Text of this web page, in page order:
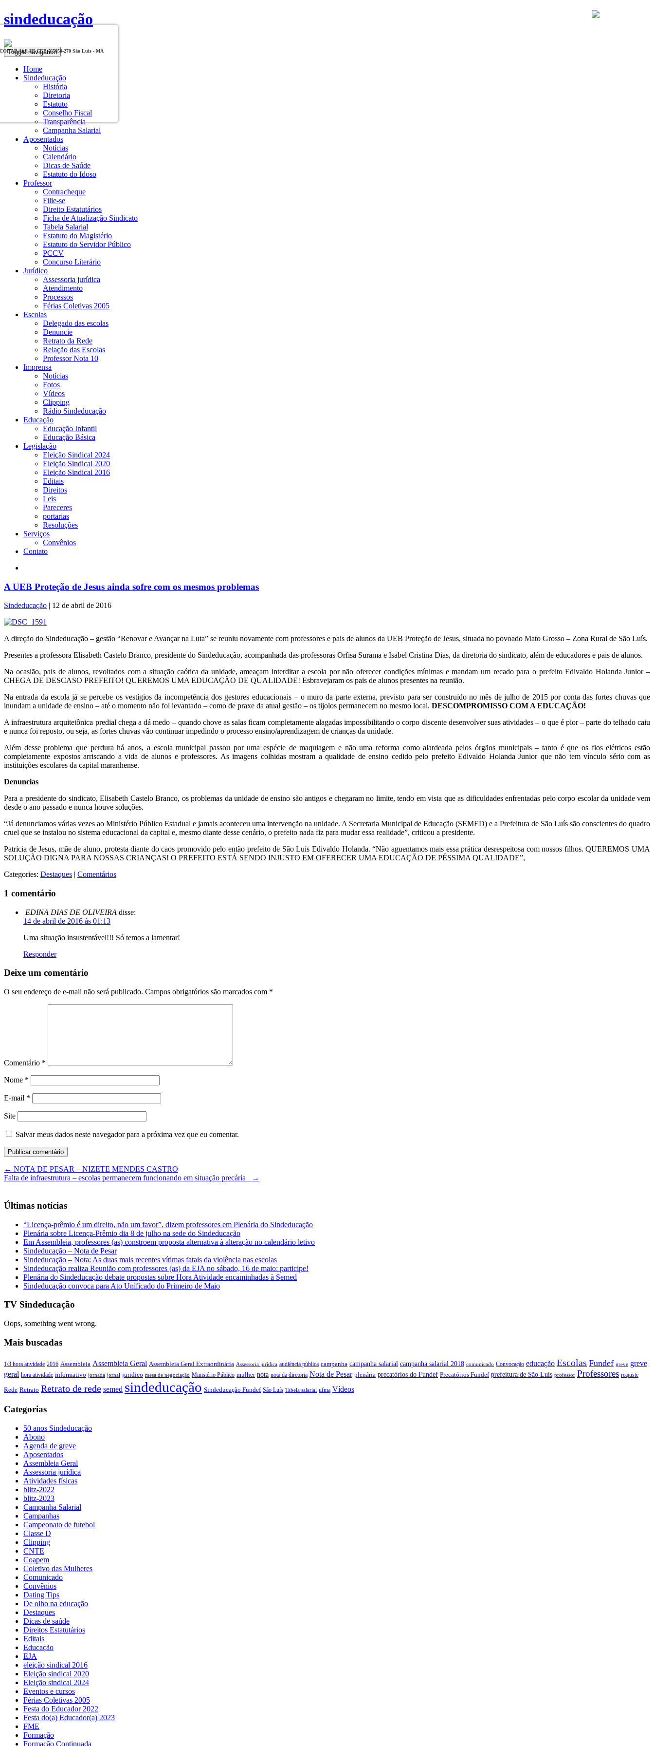
sindeducação
Toggle navigation
Home
Sindeducação
História
Diretoria
Estatuto
Conselho Fiscal
Transparência
Campanha Salarial
Aposentados
Notícias
Calendário
Dicas de Saúde
Estatuto do Idoso
Professor
Contracheque
Filie-se
Direito Estatutários
Ficha de Atualização Sindicato
Tabela Salarial
Estatuto do Magistério
Estatuto do Servidor Público
PCCV
Concurso Literário
Jurídico
Assessoria jurídica
Atendimento
Processos
Férias Coletivas 2005
Escolas
Delegado das escolas
Denuncie
Retrato da Rede
Relação das Escolas
Professor Nota 10
Imprensa
Notícias
Fotos
Vídeos
Clipping
Rádio Sindeducação
Educação
Educação Infantil
Educação Básica
Legislação
Eleição Sindical 2024
Eleição Sindical 2020
Eleição Sindical 2016
Editais
Direitos
Leis
Pareceres
portarias
Resoluções
Serviços
Convênios
Contato
A UEB Proteção de Jesus ainda sofre com os mesmos problemas
Sindeducação | 12 de abril de 2016
A direção do Sindeducação – gestão “Renovar e Avançar na Luta” se reuniu novamente com professores e pais de alunos da UEB Proteção de Jesus, situada no povoado Mato Grosso – Zona Rural de São Luís.
Presentes a professora Elisabeth Castelo Branco, presidente do Sindeducação, acompanhada das professoras Orfisa Surama e Isabel Cristina Dias, da diretoria do sindicato, além de educadores e pais de alunos.
Na ocasião, pais de alunos, revoltados com a situação caótica da unidade, ameaçam interditar a escola por não oferecer condições mínimas e mandam um recado para o prefeito Edivaldo Holanda Junior –
CHEGA DE DESCASO PREFEITO! QUEREMOS UMA EDUCAÇÃO DE QUALIDADE! Esbravejaram os pais de alunos presentes na reunião.
Na entrada da escola já se percebe os vestígios da incompetência dos gestores educacionais – o muro da parte externa, previsto para ser construído no mês de julho de 2015 por conta das fortes chuvas que
inundam a unidade de ensino – até o momento não foi levantado – como de praxe da atual gestão – os tijolos permanecem no mesmo local. DESCOMPROMISSO COM A EDUCAÇÃO!
A infraestrutura arquitetônica predial chega a dá medo – quando chove as salas ficam completamente alagadas impossibilitando o corpo discente desenvolver suas atividades – o que é pior – parte do telhado caiu
e nunca foi reposto, ou seja, as fortes chuvas vão continuar impedindo o processo ensino/aprendizagem de crianças da unidade.
Além desse problema que perdura há anos, a escola municipal passou por uma espécie de maquiagem e não uma reforma como alardeada pelos órgãos municipais – tanto é que os fios elétricos estão
completamente expostos arriscando a vida de alunos e professores. As imagens colhidas mostram a qualidade de ensino cedido pelo prefeito Edivaldo Holanda Junior que não tem vínculo sério com as
instituições escolares da capital maranhense.
Denuncias
Para a presidente do sindicato, Elisabeth Castelo Branco, os problemas da unidade de ensino são antigos e chegaram no limite, tendo em vista que as dificuldades enfrentadas pelo corpo escolar da unidade vem
desde o ano passado e nunca houve soluções.
“Já denunciamos várias vezes ao Ministério Público Estadual e jamais aconteceu uma intervenção na unidade. A Secretaria Municipal de Educação (SEMED) e a Prefeitura de São Luís são conscientes do quadro
cruel que se instalou no sistema educacional da capital e, mesmo diante desse cenário, o prefeito nada fiz para mudar essa realidade”, criticou a presidente.
Patrícia de Jesus, mãe de aluno, protesta diante do caos promovido pelo então prefeito de São Luís Edivaldo Holanda. “Não aguentamos mais essa prática desrespeitosa com nossos filhos. QUEREMOS UMA
SOLUÇÃO DIGNA PARA NOSSAS CRIANÇAS! O PREFEITO ESTÁ SENDO INJUSTO EM OFERECER UMA EDUCAÇÃO DE PÉSSIMA QUALIDADE”,
Categories: Destaques | Comentários
1 comentário
EDINA DIAS DE OLIVEIRA disse:
14 de abril de 2016 às 01:13
Uma situação insustentável!!! Só temos a lamentar!
Responder
Deixe um comentário
O seu endereço de e-mail não será publicado. Campos obrigatórios são marcados com *
Comentário *
Nome *
E-mail *
Site
Salvar meus dados neste navegador para a próxima vez que eu comentar.
← NOTA DE PESAR – NIZETE MENDES CASTRO
Falta de infraestrutura – escolas permanecem funcionando em situação precária
→
Últimas notícias
“Licença-prêmio é um direito, não um favor”, dizem professores em Plenária do Sindeducação
Plenária sobre Licença-Prêmio dia 8 de julho na sede do Sindeducação
Em Assembleia, professores (as) constroem proposta alternativa à alteração no calendário letivo
Sindeducação – Nota de Pesar
Sindeducação – Nota: As duas mais recentes vítimas fatais da violência nas escolas
Sindeducação realiza Reunião com professores (as) da EJA no sábado, 16 de maio: participe!
Plenária do Sindeducação debate propostas sobre Hora Atividade encaminhadas à Semed
Sindeducação convoca para Ato Unificado do Primeiro de Maio
TV Sindeducação
Oops, something went wrong.
Mais buscadas
1/3 hora atividade 2016 Assembleia Assembleia Geral Assembleia Geral Extraordinária Assessoria jurídica audiência pública campanha campanha salarial campanha salarial 2018 comunicado Convocação educação Escolas Fundef greve greve
geral hora atividade informativo jornada jornal juridico mesa de negociação Ministério Público mulher nota nota da diretoria Nota de Pesar plenária precatórios do Fundef Precatórios Fundef prefeitura de São Luís professor Professores reajuste
Rede Retrato Retrato de rede semed sindeducação Sindeducação Fundef São Luís Tabela salarial ufma Vídeos
Categorias
50 anos Sindeducação
Abono
Agenda de greve
Aposentados
Assembleia Geral
Assessoria jurídica
Atividades físicas
blitz-2022
blitz-2023
Campanha Salarial
Campanhas
Campeonato de futebol
Classe D
Clipping
CNTE
Coapem
Coletivo das Mulheres
Comunicado
Convênios
Dating Tips
De olho na educação
Destaques
Dicas de saúde
Direitos Estatutários
Editais
Educação
EJA
eleição sindical 2016
Eleição sindical 2020
Eleição sindical 2024
Eventos e cursos
Férias Coletivas 2005
Festa do Educador 2022
Festa do(a) Educador(a) 2023
FME
Formação
Formação Continuada
COHAB Anil III CEP - 65050-270 São Luis - MA